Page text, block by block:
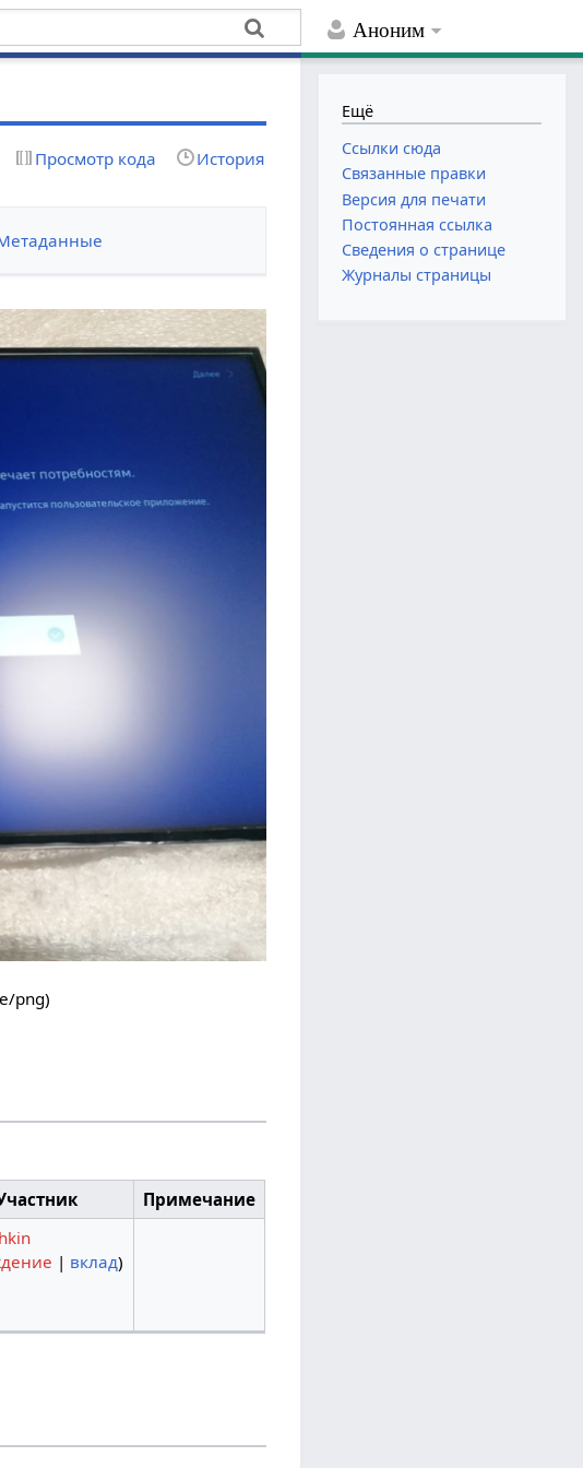
Аноним
Просмотр кода История
png)
Примечание
| вклад)
Ещё
Ссылки сюда
Связанные правки
Версия для печати
Постоянная ссылка
Сведения о странице
Журналы страницы